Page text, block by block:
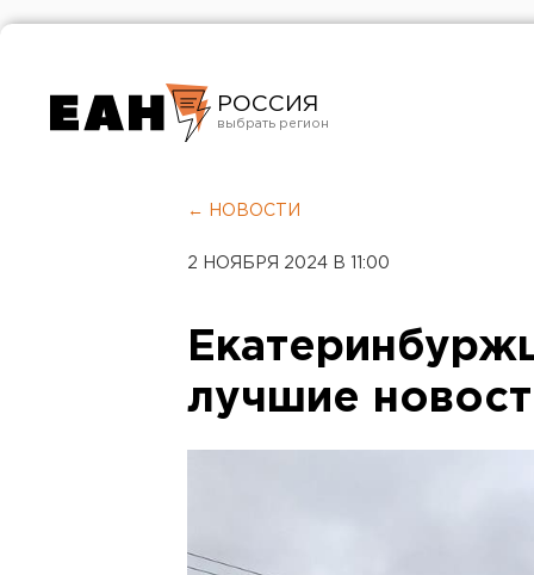
РОССИЯ
Челябинск
← НОВОСТИ
2 НОЯБРЯ 2024 В 11:00
лучшие